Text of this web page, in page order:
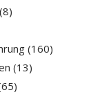
(160)
(13)